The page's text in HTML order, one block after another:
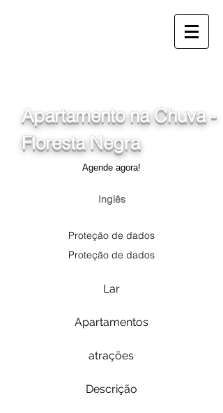
Agende agora!
Apartamento na Chuva -
Floresta Negra
Inglês
Proteção de dados
Proteção de dados
Lar
Apartamentos
atrações
Descrição